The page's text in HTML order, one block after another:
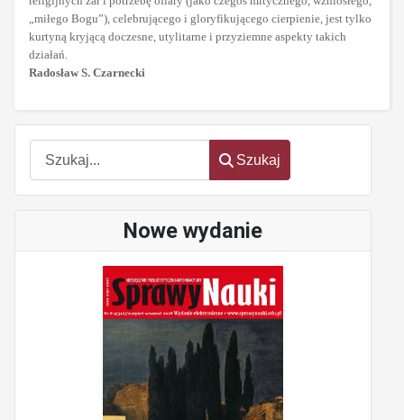
Szukaj
Szukaj
Nowe wydanie
„miłego Bogu”), celebrującego i gloryfikującego cierpienie, jest tylko
kurtyną kryjącą doczesne, utylitarne i przyziemne aspekty takich
działań.
Radosław S. Czarnecki